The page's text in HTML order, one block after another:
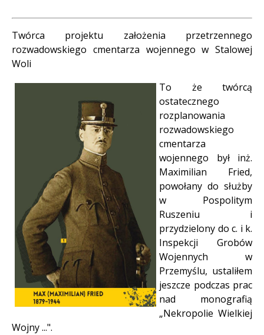
Twórca projektu założenia przetrzennego
rozwadowskiego cmentarza wojennego w Stalowej
Woli
To że twórcą
ostatecznego
rozplanowania
rozwadowskiego
cmentarza
wojennego był inż.
Maximilian Fried,
powołany do służby
w Pospolitym
Ruszeniu i
przydzielony do c. i k.
Inspekcji Grobów
Wojennych w
Przemyślu, ustaliłem
jeszcze podczas prac
nad monografią
„Nekropolie Wielkiej
Wojny ...".